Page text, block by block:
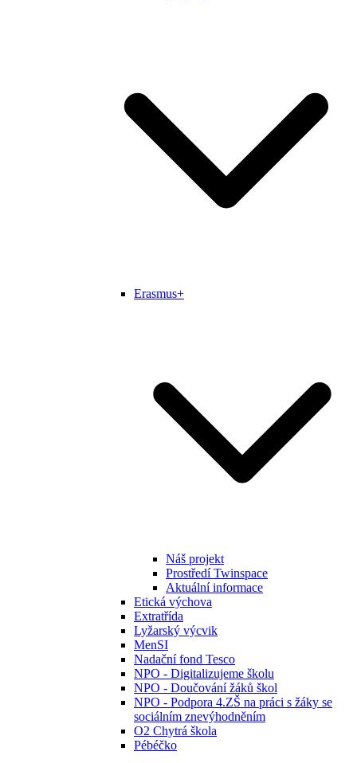
Erasmus+
Náš projekt
Prostředí Twinspace
Aktuální informace
Etická výchova
Extratřída
Lyžarský výcvik
MenSI
Nadační fond Tesco
NPO - Digitalizujeme školu
NPO - Doučování žáků škol
NPO - Podpora 4.ZŠ na práci s žáky se
sociálním znevýhodněním
O2 Chytrá škola
Pébéčko